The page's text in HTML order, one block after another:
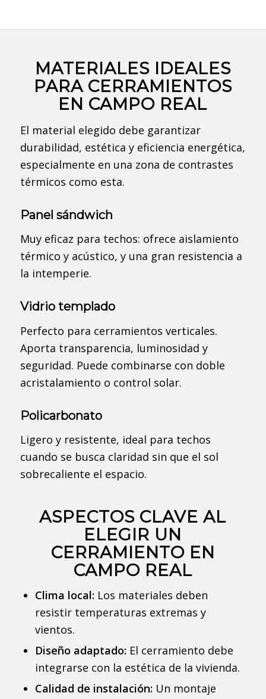
MATERIALES IDEALES
PARA CERRAMIENTOS
EN CAMPO REAL
El material elegido debe garantizar
durabilidad, estética y eficiencia energética,
especialmente en una zona de contrastes
térmicos como esta.
Panel sándwich
Muy eficaz para techos: ofrece aislamiento
térmico y acústico, y una gran resistencia a
la intemperie.
Vidrio templado
Perfecto para cerramientos verticales.
Aporta transparencia, luminosidad y
seguridad. Puede combinarse con doble
acristalamiento o control solar.
Policarbonato
Ligero y resistente, ideal para techos
cuando se busca claridad sin que el sol
sobrecaliente el espacio.
ASPECTOS CLAVE AL
ELEGIR UN
CERRAMIENTO EN
CAMPO REAL
Clima local: Los materiales deben
resistir temperaturas extremas y
vientos.
Diseño adaptado: El cerramiento debe
integrarse con la estética de la vivienda.
Calidad de instalación: Un montaje